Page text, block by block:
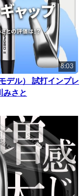
8:03
デル） 試打インプレ
みさと